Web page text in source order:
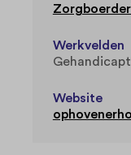
Werkvelden
Website